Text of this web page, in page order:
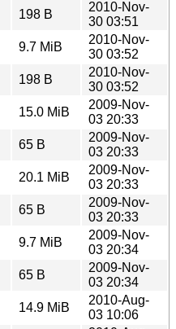
198 B
2010-Nov-
30 03:51
9.7 MiB
2010-Nov-
30 03:52
198 B
2010-Nov-
30 03:52
15.0 MiB
2009-Nov-
03 20:33
65 B
2009-Nov-
03 20:33
20.1 MiB
2009-Nov-
03 20:33
65 B
2009-Nov-
03 20:33
9.7 MiB
2009-Nov-
03 20:34
65 B
2009-Nov-
03 20:34
14.9 MiB
2010-Aug-
03 10:06